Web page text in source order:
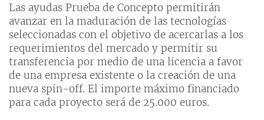
Las ayudas Prueba de Concepto permitirán
avanzar en la maduración de las tecnologías
seleccionadas con el objetivo de acercarlas a los
requerimientos del mercado y permitir su
transferencia por medio de una licencia a favor
de una empresa existente o la creación de una
nueva spin-off. El importe máximo financiado
para cada proyecto será de 25.000 euros.